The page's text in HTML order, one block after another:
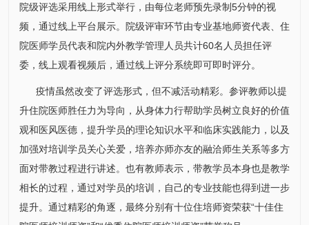
院级评选采用线上形式举行，由每位老师预先录制5分钟的视
频，通过线上平台展示。院级评审环节由专业基地师资代表、住
院医师学员代表和院内外教学管理人员共计60名人员担任评
委，线上观看视频后，通过线上评分系统即可即时评分。
疫情虽然改变了评选形式，但不减活动精彩。参评教师以提
升住院医师胜任力为导向，从身体力行帮助学员树立良好的价值
观和医风医德，提升学员的理论知识水平和临床实践能力，以及
加强对培训学员关心关爱，培养亦师亦友的融洽师生关系等多方
面对带教过程进行讲述。也有教师表示，带教学员本身也是教学
相长的过程，通过对学员的培训，自己的专业技能也得到进一步
提升。通过精彩的角逐，最终分别有十位住培师资荣获“十佳住